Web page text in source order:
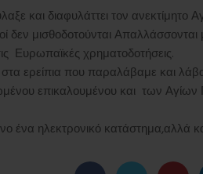
και διαφυλάττει τον ανεκτίμητο
δεν μισθοδοτούνται
Ευρωπαϊκές χρηματοδοτήσεις.
ερείπια που παραλάβαμε και
επικαλουμένου και των Αγίων
ένα ηλεκτρονικό